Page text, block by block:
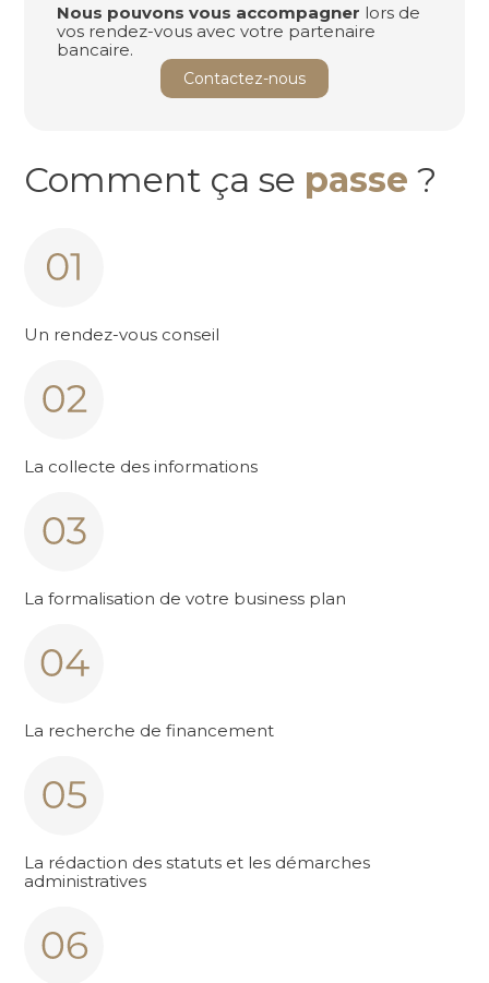
Nous pouvons vous accompagner lors de
vos rendez-vous avec votre partenaire
bancaire.
Contactez-nous
Comment ça se passe ?
Un rendez-vous conseil
La collecte des informations
La formalisation de votre business plan
La recherche de financement
La rédaction des statuts et les démarches
administratives